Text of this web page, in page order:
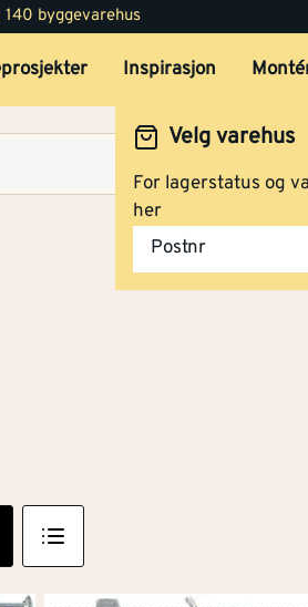
byggevarehus
Inspirasjon
Velg varehus
For lagerstatus og
her
Postnr